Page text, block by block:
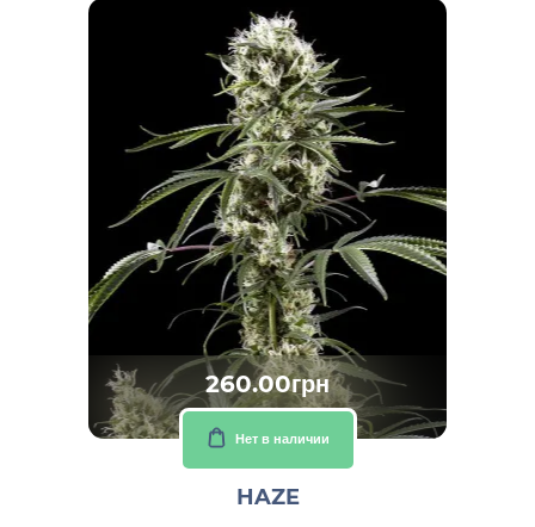
260.00грн
Нет в наличии
HAZE